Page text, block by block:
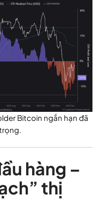
Bitcoin ngắn hạn đã
hàng –
thị